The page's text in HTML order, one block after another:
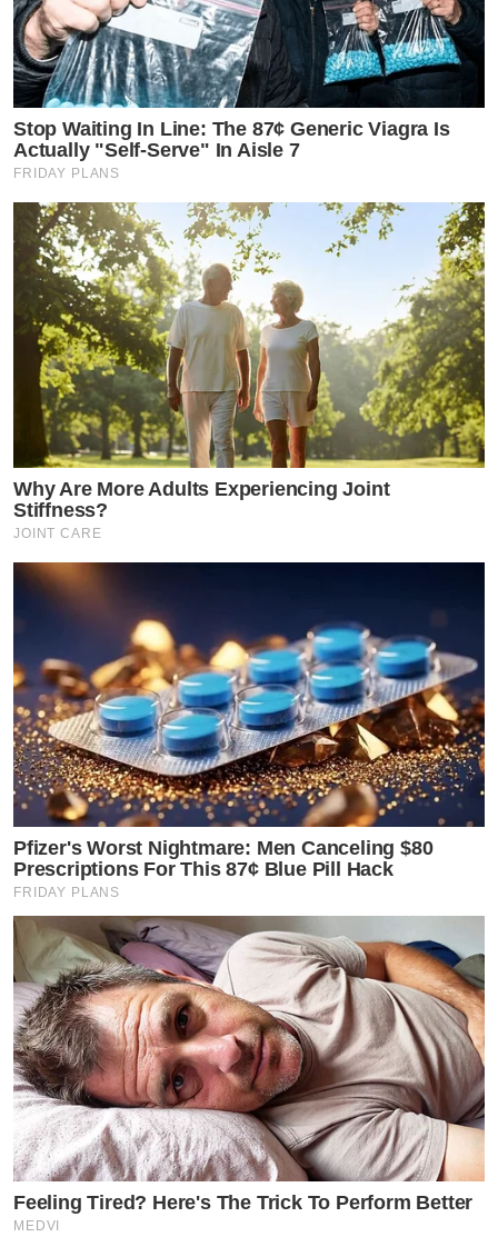
Stop Waiting In Line: The 87¢ Generic Viagra Is
Actually "Self-Serve" In Aisle 7
FRIDAY PLANS
Why Are More Adults Experiencing Joint
Stiffness?
JOINT CARE
Pfizer's Worst Nightmare: Men Canceling $80
Prescriptions For This 87¢ Blue Pill Hack
FRIDAY PLANS
Feeling Tired? Here's The Trick To Perform Better
MEDVI